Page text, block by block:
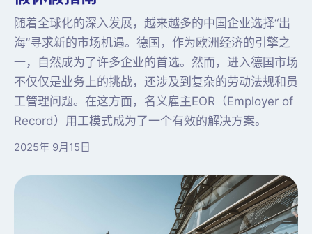
随着全球化的深入发展，越来越多的中国企业选择“出
海”寻求新的市场机遇。德国，作为欧洲经济的引擎之
一，自然成为了许多企业的首选。然而，进入德国市场
不仅仅是业务上的挑战，还涉及到复杂的劳动法规和员
工管理问题。在这方面，名义雇主EOR（Employer of
Record）用工模式成为了一个有效的解决方案。
2025年 9月15日